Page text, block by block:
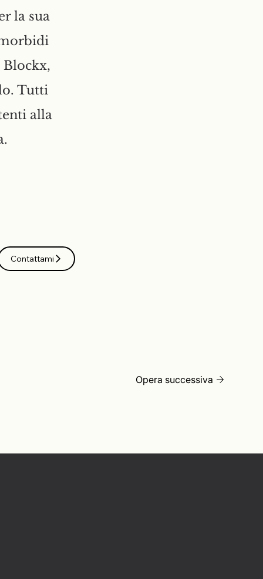
la sua
Blockx,
Tutti
alla
Contattami
Opera successiva